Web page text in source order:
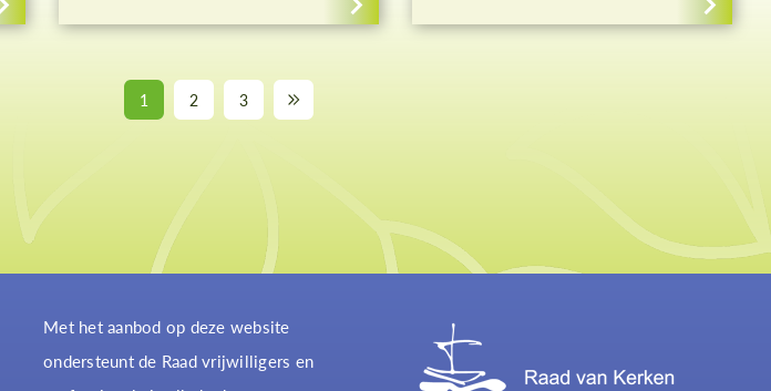
1 2 3
Met het aanbod op deze website
ondersteunt de Raad vrijwilligers en